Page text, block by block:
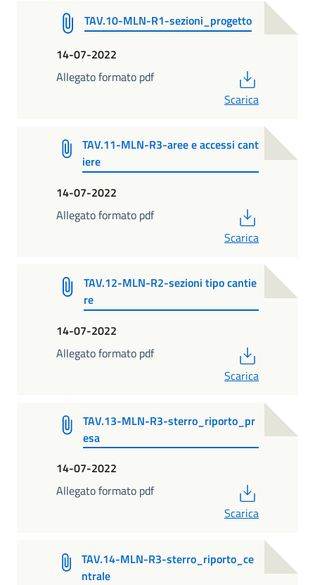
TAV.10-MLN-R1-sezioni_progetto
14-07-2022
Allegato formato pdf
Scarica
TAV.11-MLN-R3-aree e accessi cant
iere
14-07-2022
Allegato formato pdf
Scarica
TAV.12-MLN-R2-sezioni tipo cantie
re
14-07-2022
Allegato formato pdf
Scarica
TAV.13-MLN-R3-sterro_riporto_pr
esa
14-07-2022
Allegato formato pdf
Scarica
TAV.14-MLN-R3-sterro_riporto_ce
ntrale